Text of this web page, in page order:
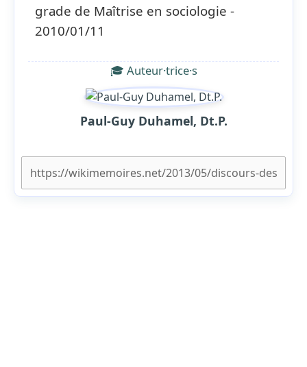
grade de Maîtrise en sociologie -
2010/01/11
🎓 Auteur·trice·s
Paul-Guy Duhamel, Dt.P.